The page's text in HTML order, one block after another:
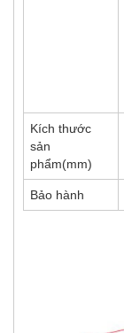
Kích thước
sản
phẩm(mm)
Bảo hành